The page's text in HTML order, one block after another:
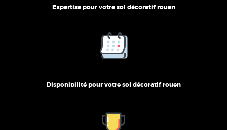
Expertise pour votre sol décoratif rouen
Disponibilité pour votre sol décoratif rouen